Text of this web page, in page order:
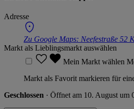
Adresse
Zu Google Maps: Neefestraße 52
Markt als Lieblingsmarkt auswählen
Mein Markt wählen
Markt als Favorit markieren für
Geschlossen · Öffnet am 10. August um